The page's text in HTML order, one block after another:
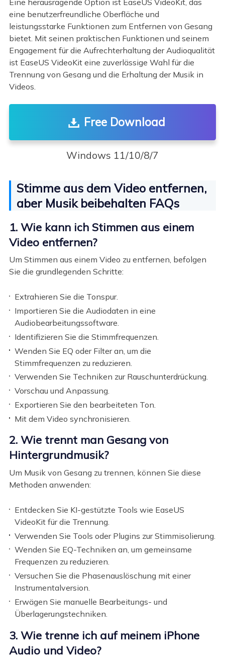
Eine herausragende Option ist EaseUS VideoKit, das
eine benutzerfreundliche Oberfläche und
leistungsstarke Funktionen zum Entfernen von Gesang
bietet. Mit seinen praktischen Funktionen und seinem
Engagement für die Aufrechterhaltung der Audioqualität
ist EaseUS VideoKit eine zuverlässige Wahl für die
Trennung von Gesang und die Erhaltung der Musik in
Videos.
Free Download
Windows 11/10/8/7
Stimme aus dem Video entfernen,
aber Musik beibehalten FAQs
1. Wie kann ich Stimmen aus einem
Video entfernen?
Um Stimmen aus einem Video zu entfernen, befolgen
Sie die grundlegenden Schritte:
Extrahieren Sie die Tonspur.
Importieren Sie die Audiodaten in eine
Audiobearbeitungssoftware.
Identifizieren Sie die Stimmfrequenzen.
Wenden Sie EQ oder Filter an, um die
Stimmfrequenzen zu reduzieren.
Verwenden Sie Techniken zur Rauschunterdrückung.
Vorschau und Anpassung.
Exportieren Sie den bearbeiteten Ton.
Mit dem Video synchronisieren.
2. Wie trennt man Gesang von
Hintergrundmusik?
Um Musik von Gesang zu trennen, können Sie diese
Methoden anwenden:
Entdecken Sie KI-gestützte Tools wie EaseUS
VideoKit für die Trennung.
Verwenden Sie Tools oder Plugins zur Stimmisolierung.
Wenden Sie EQ-Techniken an, um gemeinsame
Frequenzen zu reduzieren.
Versuchen Sie die Phasenauslöschung mit einer
Instrumentalversion.
Erwägen Sie manuelle Bearbeitungs- und
Überlagerungstechniken.
3. Wie trenne ich auf meinem iPhone
Audio und Video?